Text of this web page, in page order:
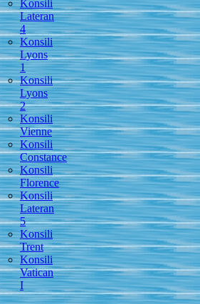
Konsili
Lateran
4
Konsili
Lyons
1
Konsili
Lyons
2
Konsili
Vienne
Konsili
Constance
Konsili
Florence
Konsili
Lateran
5
Konsili
Trent
Konsili
Vatican
I